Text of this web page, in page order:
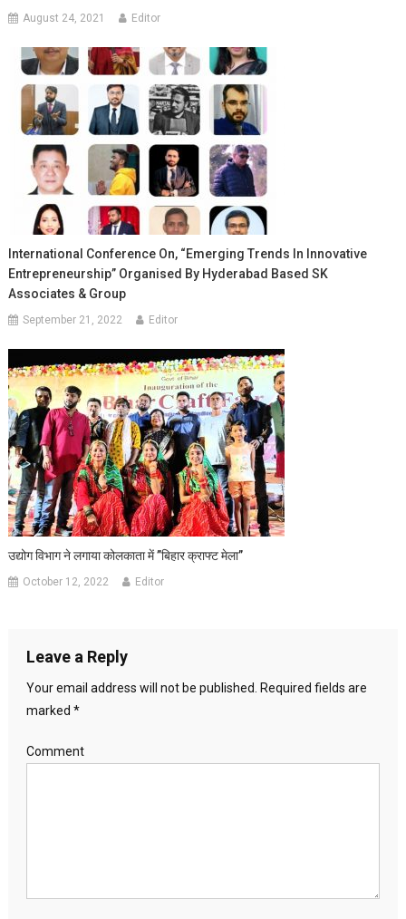
August 24, 2021 Editor
International Conference On, “Emerging Trends In Innovative
Entrepreneurship” Organised By Hyderabad Based SK
Associates & Group
September 21, 2022 Editor
उद्योग विभाग ने लगाया कोलकाता में ”बिहार क्राफ्ट मेला”
October 12, 2022 Editor
Leave a Reply
Your email address will not be published. Required fields are
marked *
Comment